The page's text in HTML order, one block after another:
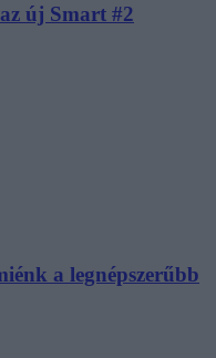
új Smart #2
a legnépszerűbb